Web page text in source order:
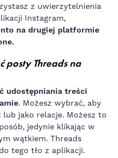
z uwierzytelnienia
Instagram,
na drugiej platformie
posty Threads na
udostępniania treści
. Możesz wybrać, aby
jako relacje. Możesz to
jedynie klikając w
wątkiem. Threads
tego tło z aplikacji.